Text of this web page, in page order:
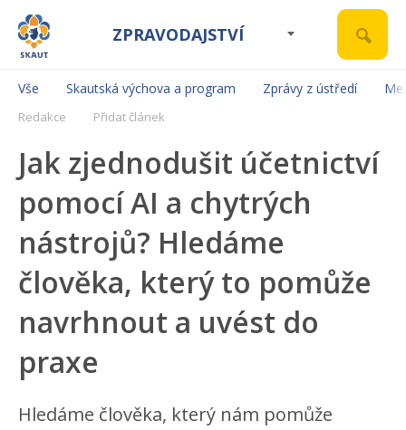
ZPRAVODAJSTVÍ
Vše Skautská výchova a program Zprávy z ústředí
Redakce Přidat článek
Jak zjednodušit účetnictví
pomocí AI a chytrých
nástrojů? Hledáme
člověka, který to pomůže
navrhnout a uvést do
praxe
Hledáme člověka, který nám pomůže